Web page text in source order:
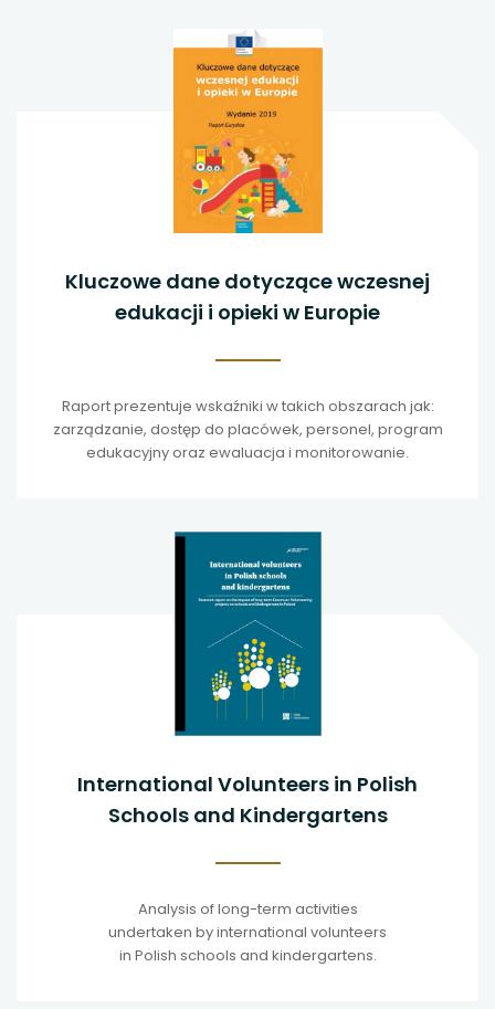
Kluczowe dane dotyczące wczesnej
edukacji i opieki w Europie
Raport prezentuje wskaźniki w takich obszarach jak:
zarządzanie, dostęp do placówek, personel, program
edukacyjny oraz ewaluacja i monitorowanie.
International Volunteers in Polish
Schools and Kindergartens
Analysis of long-term activities
undertaken by international volunteers
in Polish schools and kindergartens.